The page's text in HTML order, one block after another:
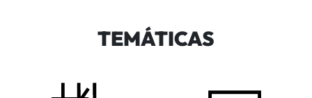
TEMÁTICAS